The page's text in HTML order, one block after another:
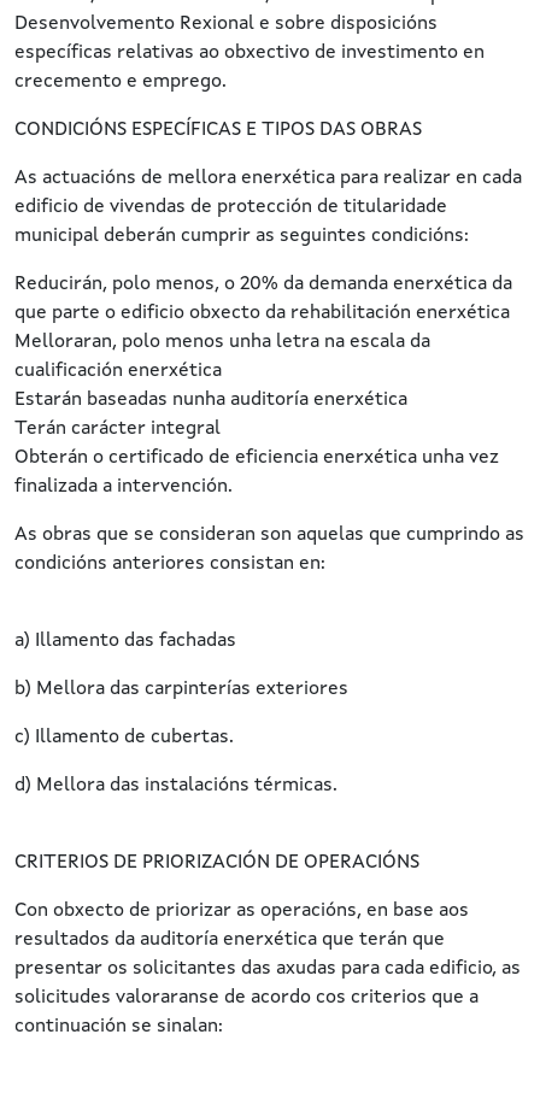
Desenvolvemento Rexional e sobre disposicións
específicas relativas ao obxectivo de investimento en
crecemento e emprego.
CONDICIÓNS ESPECÍFICAS E TIPOS DAS OBRAS
As actuacións de mellora enerxética para realizar en cada
edificio de vivendas de protección de titularidade
municipal deberán cumprir as seguintes condicións:
Reducirán, polo menos, o 20% da demanda enerxética da
que parte o edificio obxecto da rehabilitación enerxética
Melloraran, polo menos unha letra na escala da
cualificación enerxética
Estarán baseadas nunha auditoría enerxética
Terán carácter integral
Obterán o certificado de eficiencia enerxética unha vez
finalizada a intervención.
As obras que se consideran son aquelas que cumprindo as
condicións anteriores consistan en:
a) Illamento das fachadas
b) Mellora das carpinterías exteriores
c) Illamento de cubertas.
d) Mellora das instalacións térmicas.
CRITERIOS DE PRIORIZACIÓN DE OPERACIÓNS
Con obxecto de priorizar as operacións, en base aos
resultados da auditoría enerxética que terán que
presentar os solicitantes das axudas para cada edificio, as
solicitudes valoraranse de acordo cos criterios que a
continuación se sinalan: